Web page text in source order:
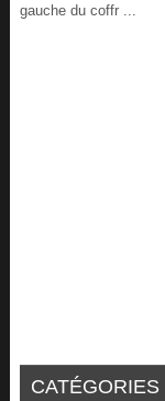
gauche du coffr ...
CATÉGORIES